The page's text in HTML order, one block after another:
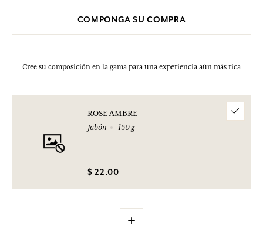
COMPONGA SU COMPRA
Cree su composición en la gama para una experiencia aún más rica
ROSE AMBRE
Jabón
150 g
$ 22.00
+